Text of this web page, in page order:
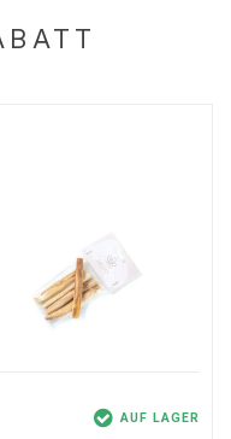
AUF LAGER